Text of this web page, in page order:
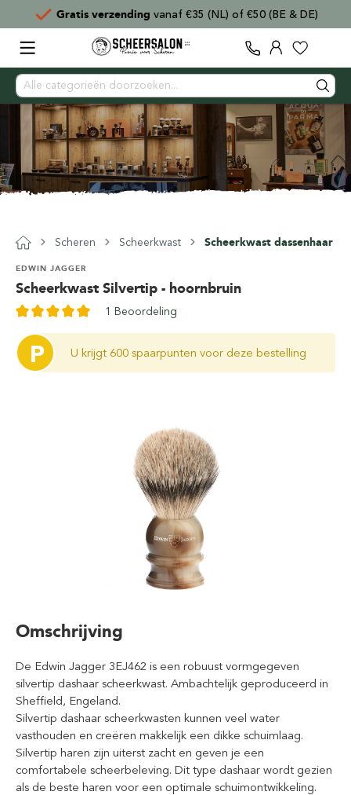
Gratis verzending vanaf €35 (NL) of €50 (BE & DE)
Scheren Scheerkwast Scheerkwast dassenhaar
Scheerkwast Silvertip - hoornbruin
EDWIN JAGGER
1 Beoordeling
P U krijgt 600 spaarpunten voor deze bestelling
Omschrijving
De Edwin Jagger 3EJ462 is een robuust vormgegeven
silvertip dashaar scheerkwast. Ambachtelijk geproduceerd in
Sheffield, Engeland.
Silvertip dashaar scheerkwasten kunnen veel water
vasthouden en creëren makkelijk een dikke schuimlaag.
Silvertip haren zijn uiterst zacht en geven je een
comfortabele scheerbeleving. Dit type dashaar wordt gezien
als de beste haren voor een optimale schuimontwikkeling.